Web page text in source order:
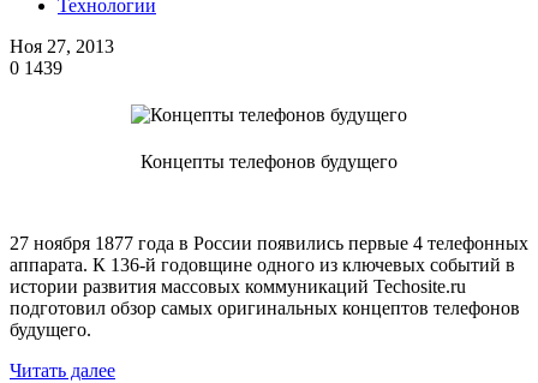
Технологии
Ноя 27, 2013
0 1439
Концепты телефонов будущего
27 ноября 1877 года в России появились первые 4 телефонных
аппарата. К 136-й годовщине одного из ключевых событий в
истории развития массовых коммуникаций Techosite.ru
подготовил обзор самых оригинальных концептов телефонов
будущего.
Читать далее